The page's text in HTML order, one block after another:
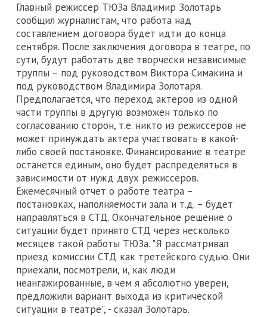
Главный режиссер ТЮЗа Владимир Золотарь
сообщил журналистам, что работа над
составлением договора будет идти до конца
сентября. После заключения договора в театре, по
сути, будут работать две творчески независимые
труппы – под руководством Виктора Симакина и
под руководством Владимира Золотаря.
Предполагается, что переход актеров из одной
части труппы в другую возможен только по
согласованию сторон, т.е. никто из режиссеров не
может принуждать актера участвовать в какой-
либо своей постановке. Финансирование в театре
останется единым, оно будет распределяться в
зависимости от нужд двух режиссеров.
Ежемесячный отчет о работе театра –
постановках, наполняемости зала и т.д. – будет
направляться в СТД. Окончательное решение о
ситуации будет принято СТД через несколько
месяцев такой работы ТЮЗа. "Я рассматривал
приезд комиссии СТД как третейского судью. Они
приехали, посмотрели, и, как люди
неангажированные, в чем я абсолютно уверен,
предложили вариант выхода из критической
ситуации в театре", - сказал Золотарь.